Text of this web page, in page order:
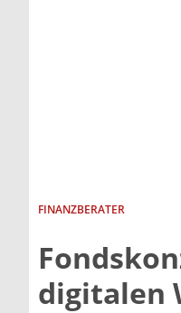
FINANZBERATER
digitalen